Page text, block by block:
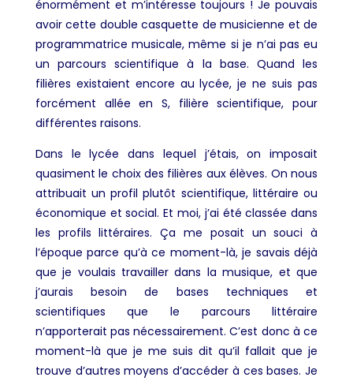
énormément et m’intéresse toujours ! Je pouvais
avoir cette double casquette de musicienne et de
programmatrice musicale, même si je n’ai pas eu
un parcours scientifique à la base. Quand les
filières existaient encore au lycée, je ne suis pas
forcément allée en S, filière scientifique, pour
différentes raisons.
Dans le lycée dans lequel j’étais, on imposait
quasiment le choix des filières aux élèves. On nous
attribuait un profil plutôt scientifique, littéraire ou
économique et social. Et moi, j’ai été classée dans
les profils littéraires. Ça me posait un souci à
l’époque parce qu’à ce moment-là, je savais déjà
que je voulais travailler dans la musique, et que
j’aurais besoin de bases techniques et
scientifiques que le parcours littéraire
n’apporterait pas nécessairement. C’est donc à ce
moment-là que je me suis dit qu’il fallait que je
trouve d’autres moyens d’accéder à ces bases. Je